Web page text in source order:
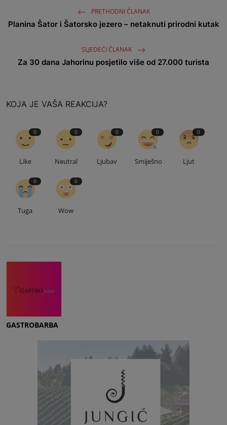
PRETHODNI ČLANAK
Planina Šator i Šatorsko jezero – netaknuti prirodni kutak
SLJEDEĆI ČLANAK
Za 30 dana Јahorinu posjetilo više od 27.000 turista
KOJA JE VAŠA REAKCIJA?
0
Like
0
Neutral
0
Ljubav
0
Smiješno
0
Ljut
0
Tuga
0
Wow
GASTROBARBA